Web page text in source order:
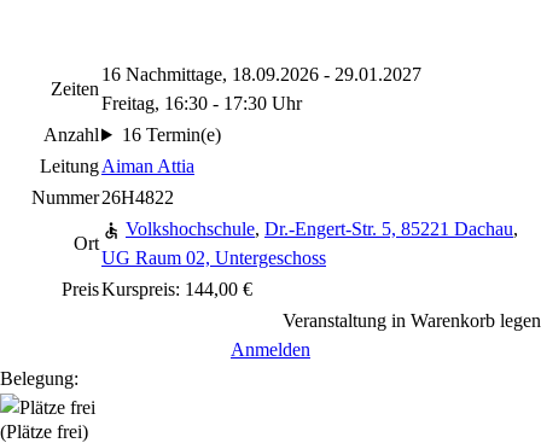
Zeiten
16 Nachmittage, 18.09.2026 - 29.01.2027
Freitag, 16:30 - 17:30 Uhr
Anzahl
16 Termin(e)
LeitungAiman Attia
Nummer26H4822
Ort
Volkshochschule, Dr.-Engert-Str. 5, 85221 Dachau,
UG Raum 02, Untergeschoss
PreisKurspreis: 144,00 €
Veranstaltung in Warenkorb legen
Anmelden
Belegung:
(Plätze frei)